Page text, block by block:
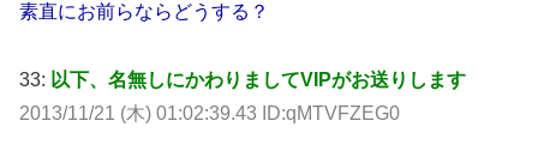
素直にお前らならどうする？
33: 以下、名無しにかわりましてVIPがお送りします
2013/11/21 (木) 01:02:39.43 ID:qMTVFZEG0